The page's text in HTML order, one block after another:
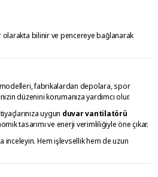
olarakta bilinir ve pencereye bağlanarak
modelleri, fabrikalardan depolara, spor
düzenini korumanıza yardımcı olur.
uygun duvar vantilatörü
tasarımı ve enerji verimliliğiyle öne çıkar.
inceleyin. Hem işlevsellik hem de uzun